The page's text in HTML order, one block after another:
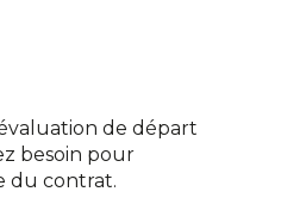
de départ
besoin pour
du contrat.